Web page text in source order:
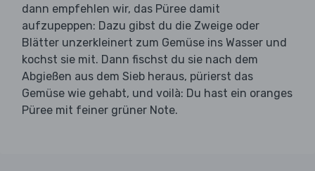
dann empfehlen wir, das Püree damit
aufzupeppen: Dazu gibst du die Zweige oder
Blätter unzerkleinert zum Gemüse ins Wasser und
kochst sie mit. Dann fischst du sie nach dem
Abgießen aus dem Sieb heraus, pürierst das
Gemüse wie gehabt, und voilà: Du hast ein oranges
Püree mit feiner grüner Note.